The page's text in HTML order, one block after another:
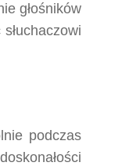
głośników
podczas